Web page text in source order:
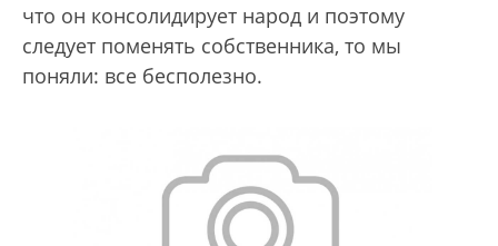
что он консолидирует народ и поэтому
следует поменять собственника, то мы
поняли: все бесполезно.